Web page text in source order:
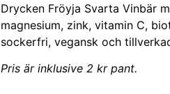
Drycken Fröyja Svarta Vinbär
magnesium, zink, vitamin C,
sockerfri, vegansk och
Pris är inklusive 2 kr pant.